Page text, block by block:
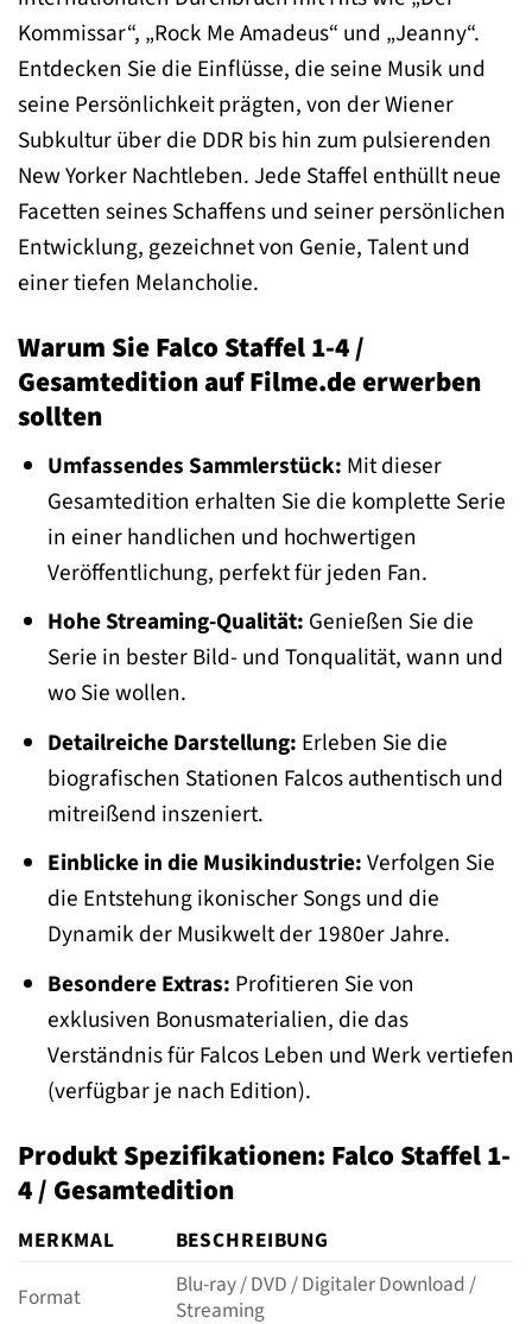
Kommissar“, „Rock Me Amadeus“ und „Jeanny“.
Entdecken Sie die Einflüsse, die seine Musik und
seine Persönlichkeit prägten, von der Wiener
Subkultur über die DDR bis hin zum pulsierenden
New Yorker Nachtleben. Jede Staffel enthüllt neue
Facetten seines Schaffens und seiner persönlichen
Entwicklung, gezeichnet von Genie, Talent und
einer tiefen Melancholie.
Warum Sie Falco Staffel 1-4 /
Gesamtedition auf Filme.de erwerben
sollten
Umfassendes Sammlerstück: Mit dieser
Gesamtedition erhalten Sie die komplette Serie
in einer handlichen und hochwertigen
Veröffentlichung, perfekt für jeden Fan.
Hohe Streaming-Qualität: Genießen Sie die
Serie in bester Bild- und Tonqualität, wann und
wo Sie wollen.
Detailreiche Darstellung: Erleben Sie die
biografischen Stationen Falcos authentisch und
mitreißend inszeniert.
Einblicke in die Musikindustrie:Verfolgen Sie
die Entstehung ikonischer Songs und die
Dynamik der Musikwelt der 1980er Jahre.
Besondere Extras: Profitieren Sie von
exklusiven Bonusmaterialien, die das
Verständnis für Falcos Leben und Werk vertiefen
(verfügbar je nach Edition).
Produkt Spezifikationen: Falco Staffel 1-
4 / Gesamtedition
MERKMAL
BESCHREIBUNG
Format
Blu-ray / DVD / Digitaler Download /
Streaming